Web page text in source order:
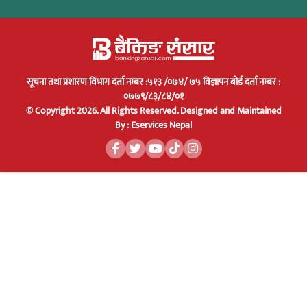
सूचना तथा प्रशारण विभाग दर्ता नम्बर :५१३ /०७४/ ७५ विज्ञापन बोर्ड दर्ता नम्बर :
०७७९/८३/८४/०१
© Copyright 2026. All Rights Reserved.Designed and Maintained
By :Eservices Nepal